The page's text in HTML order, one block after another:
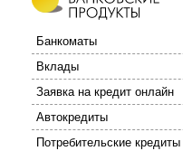
Банкоматы
Вклады
Заявка на кредит онлайн
Автокредиты
Потребительские кредиты